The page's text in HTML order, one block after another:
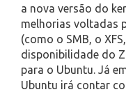
a nova versão do
melhorias voltadas
(como o SMB, o
disponibilidade do
para o Ubuntu. Já
Ubuntu irá contar